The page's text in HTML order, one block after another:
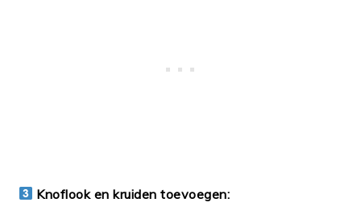
Knoflook en kruiden toevoegen: